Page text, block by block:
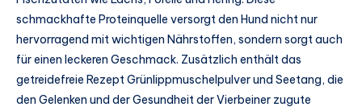
schmackhafte Proteinquelle versorgt den Hund nicht nur
hervorragend mit wichtigen Nährstoffen, sondern sorgt auch
für einen leckeren Geschmack. Zusätzlich enthält das
getreidefreie Rezept Grünlippmuschelpulver und Seetang, die
den Gelenken und der Gesundheit der Vierbeiner zugute